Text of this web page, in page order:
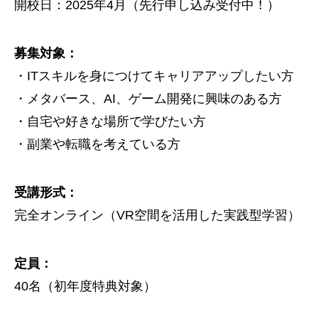
開校日：2025年4月（先行申し込み受付中！）
募集対象：
・ITスキルを身につけてキャリアアップしたい方
・メタバース、AI、ゲーム開発に興味のある方
・自宅や好きな場所で学びたい方
・副業や転職を考えている方
受講形式：
完全オンライン（VR空間を活用した実践型学習）
定員：
40名（初年度特典対象）